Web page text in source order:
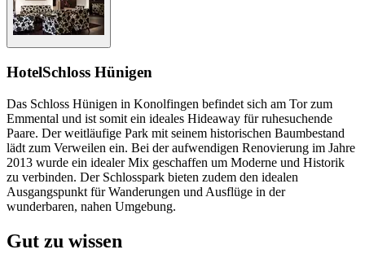
HotelSchloss Hünigen
Das Schloss Hünigen in Konolfingen befindet sich am Tor zum
Emmental und ist somit ein ideales Hideaway für ruhesuchende
Paare. Der weitläufige Park mit seinem historischen Baumbestand
lädt zum Verweilen ein. Bei der aufwendigen Renovierung im Jahre
2013 wurde ein idealer Mix geschaffen um Moderne und Historik
zu verbinden. Der Schlosspark bieten zudem den idealen
Ausgangspunkt für Wanderungen und Ausflüge in der
wunderbaren, nahen Umgebung.
Gut zu wissen